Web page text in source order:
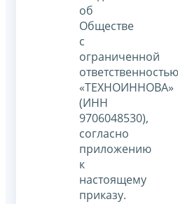
об
Обществе
с
ограниченной
ответственностью
«ТЕХНОИННОВА»
(ИНН
9706048530),
согласно
приложению
к
настоящему
приказу.